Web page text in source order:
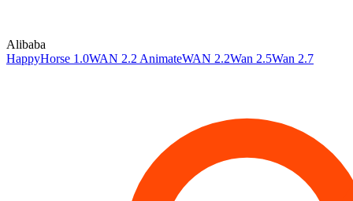
Alibaba
HappyHorse 1.0WAN 2.2 AnimateWAN 2.2Wan 2.5Wan 2.7